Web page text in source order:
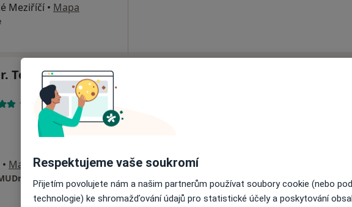
Meziříčí • Mapa
Tomáš Garlík
17 názorů
• Mapa
Tomáše Garlíka
Respektujeme vaše soukromí
Přijetím povolujete nám a našim partnerům používat soubory cookie (nebo
technologie) ke shromažďování údajů pro statistické účely a poskytování